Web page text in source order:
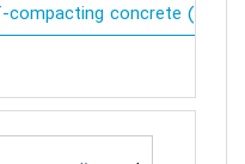
concrete